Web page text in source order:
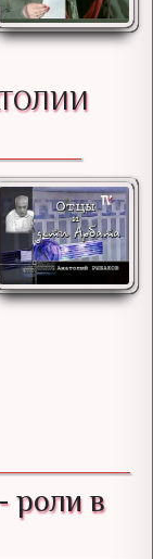
роли в